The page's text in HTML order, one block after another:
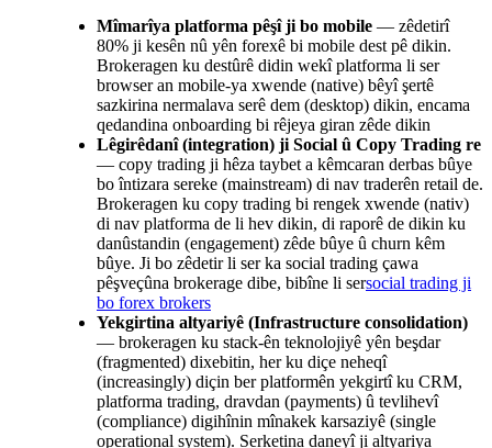
Mîmarîya platforma pêşî ji bo mobile — zêdetirî
80% ji kesên nû yên forexê bi mobile dest pê dikin.
Brokeragen ku destûrê didin wekî platforma li ser
browser an mobile-ya xwende (native) bêyî şertê
sazkirina nermalava serê dem (desktop) dikin, encama
qedandina onboarding bi rêjeya giran zêde dikin
Lêgirêdanî (integration) ji Social û Copy Trading re
— copy trading ji hêza taybet a kêmcaran derbas bûye
bo întizara sereke (mainstream) di nav traderên retail de.
Brokeragen ku copy trading bi rengek xwende (nativ)
di nav platforma de li hev dikin, di raporê de dikin ku
danûstandin (engagement) zêde bûye û churn kêm
bûye. Ji bo zêdetir li ser ka social trading çawa
pêşveçûna brokerage dibe, bibîne li sersocial trading ji
bo forex brokers
Yekgirtina altyariyê (Infrastructure consolidation)
— brokeragen ku stack-ên teknolojiyê yên beşdar
(fragmented) dixebitin, her ku diçe neheqî
(increasingly) diçin ber platformên yekgirtî ku CRM,
platforma trading, dravdan (payments) û tevlihevî
(compliance) digihînin mînakek karsaziyê (single
operational system). Serketina daneyî ji altyariya